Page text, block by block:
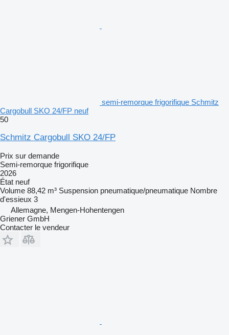
semi-remorque frigorifique Schmitz
Cargobull SKO 24/FP neuf
50
Schmitz Cargobull SKO 24/FP
Prix sur demande
Semi-remorque frigorifique
2026
État neuf
Volume 88,42 m³ Suspension pneumatique/pneumatique Nombre
d'essieux 3
Allemagne, Mengen-Hohentengen
Griener GmbH
Contacter le vendeur